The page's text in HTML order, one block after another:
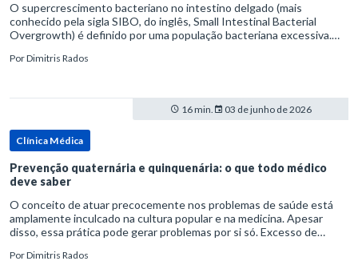
O supercrescimento bacteriano no intestino delgado (mais
conhecido pela sigla SIBO, do inglês, Small Intestinal Bacterial
Overgrowth) é definido por uma população bacteriana excessiva.
PorDimitris Rados
16 min. 03 de junho de 2026
Clínica Médica
Prevenção quaternária e quinquenária: o que todo médico
deve saber
O conceito de atuar precocemente nos problemas de saúde está
amplamente inculcado na cultura popular e na medicina. Apesar
disso, essa prática pode gerar problemas por si só. Excesso de
PorDimitris Rados